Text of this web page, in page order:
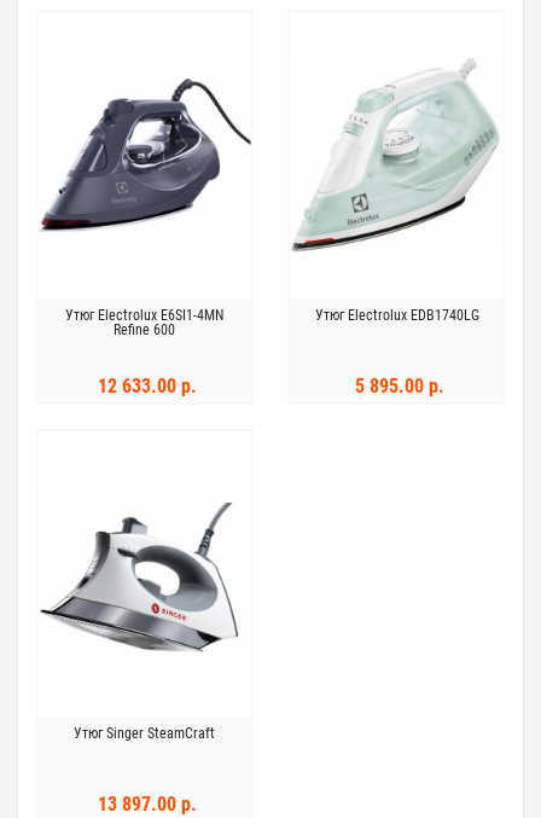
Утюг Electrolux E6SI1-4MN
Refine 600
12 633.00 р.
Утюг Electrolux EDB1740LG
5 895.00 р.
Утюг Singer SteamCraft
13 897.00 р.